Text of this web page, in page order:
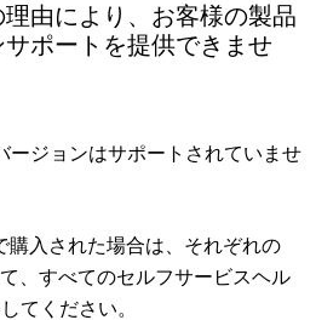
由により、お客様の製品
ポートを提供できませ
ージョンはサポートされていませ
購入された場合は、それぞれの
、すべてのセルフサービスヘル
てください。